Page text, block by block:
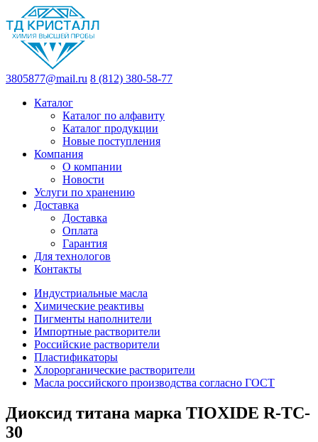
3805877@mail.ru 8 (812) 380-58-77
Каталог
Каталог по алфавиту
Каталог продукции
Новые поступления
Компания
О компании
Новости
Услуги по хранению
Доставка
Доставка
Оплата
Гарантия
Для технологов
Контакты
Индустриальные масла
Химические реактивы
Пигменты наполнители
Импортные растворители
Российские растворители
Пластификаторы
Хлорорганические растворители
Масла российского производства согласно ГОСТ
Диоксид титана марка TIOXIDE R-TC-
30